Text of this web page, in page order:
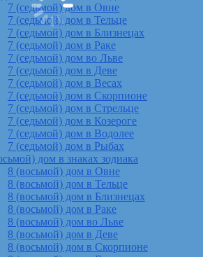
7 (седьмой) дом в Овне
7 (седьмой) дом в Тельце
7 (седьмой) дом в Близнецах
7 (седьмой) дом в Раке
7 (седьмой) дом во Льве
7 (седьмой) дом в Деве
7 (седьмой) дом в Весах
7 (седьмой) дом в Скорпионе
7 (седьмой) дом в Стрельце
7 (седьмой) дом в Козероге
7 (седьмой) дом в Водолее
7 (седьмой) дом в Рыбах
дом в знаках зодиака
8 (восьмой) дом в Овне
8 (восьмой) дом в Тельце
8 (восьмой) дом в Близнецах
8 (восьмой) дом в Раке
8 (восьмой) дом во Льве
8 (восьмой) дом в Деве
8 (восьмой) дом в Скорпионе